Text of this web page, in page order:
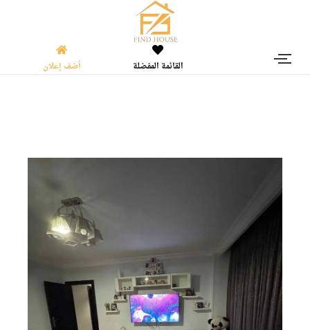
القائمة المفضلة أضف إعلان